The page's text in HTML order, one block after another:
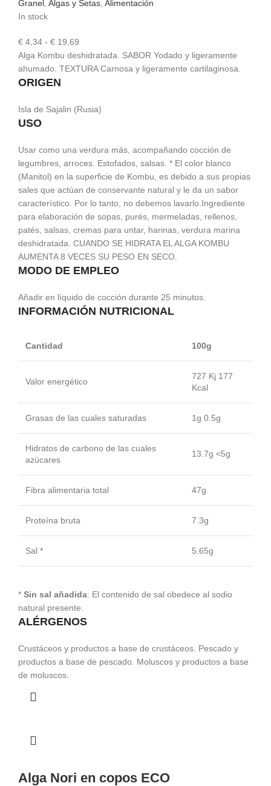
Granel Algas y Setas Alimentación
In stock
€ 4,34 - € 19,69
de
precios:
hasta
Alga Kombu deshidratada. SABOR Yodado y ligeramente
ahumado. TEXTURA Carnosa y ligeramente cartilaginosa.
ORIGEN
Isla de Sajalin (Rusia)
USO
Usar como una verdura más, acompañando cocción de
legumbres, arroces. Estofados, salsas. * El color blanco
(Manitol) en la superficie de Kombu, es debido a sus propias
sales que actúan de conservante natural y le da un sabor
característico. Por lo tanto, no debemos lavarlo.Ingrediente
para elaboración de sopas, purés, mermeladas, rellenos,
patés, salsas, cremas para untar, harinas, verdura marina
deshidratada. CUANDO SE HIDRATA EL ALGA KOMBU
AUMENTA 8 VECES SU PESO EN SECO.
MODO DE EMPLEO
Añadir en líquido de cocción durante 25 minutos.
INFORMACIÓN NUTRICIONAL
Cantidad 100g
Valor energético
727 Kj 177
Kcal
Grasas de las cuales saturadas 1g 0.5g
Hidratos de carbono de las cuales
azúcares
13.7g <5g
Fibra alimentaria total 47g
Proteína bruta 7.3g
Sal * 5.65g
* Sin sal añadida: El contenido de sal obedece al sodio
natural presente.
ALÉRGENOS
Crustáceos y productos a base de crustáceos. Pescado y
productos a base de pescado. Moluscos y productos a base
de moluscos.
Alga Nori en copos ECO